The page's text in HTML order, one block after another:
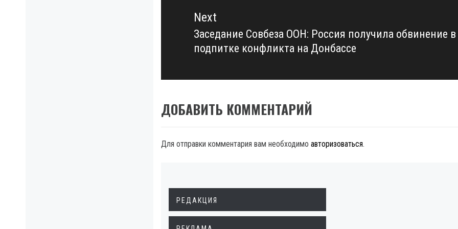
Next
Next
post:
Заседание Совбеза ООН: Россия получила обвинение в
подпитке конфликта на Донбассе
ДОБАВИТЬ КОММЕНТАРИЙ
Для отправки комментария вам необходимо авторизоваться.
РЕДАКЦИЯ